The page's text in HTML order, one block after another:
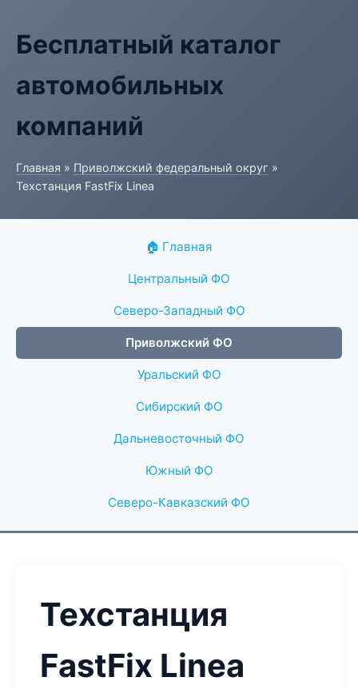
Бесплатный каталог
автомобильных
компаний
Главная » Приволжский федеральный округ »
Техстанция FastFix Linea
🏠 Главная
Центральный ФО
Северо-Западный ФО
Приволжский ФО
Уральский ФО
Сибирский ФО
Дальневосточный ФО
Южный ФО
Северо-Кавказский ФО
Техстанция
FastFix Linea